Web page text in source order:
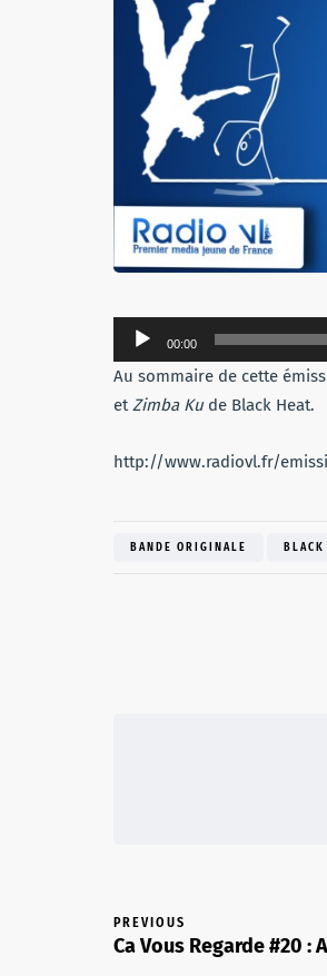
Lecteur
audio
00:00
Au sommaire de cette
et Zimba Kude Black Heat.
http://www.radiovl.fr/
BANDE ORIGINALE BLACK
PREVIOUS
Ca Vous Regarde #20 :